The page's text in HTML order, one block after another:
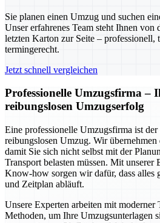
Sie planen einen Umzug und suchen
Unser erfahrenes Team steht Ihnen von
letzten Karton zur Seite – professionell,
termingerecht.
Jetzt schnell vergleichen
Professionelle Umzugsfirma –
reibungslosen Umzugserfolg
Eine professionelle Umzugsfirma ist der
reibungslosen Umzug. Wir übernehmen
damit Sie sich nicht selbst mit der
Transport belasten müssen. Mit unserer
Know-how sorgen wir dafür, dass alles
und Zeitplan abläuft.
Unsere Experten arbeiten mit moderner
Methoden, um Ihre Umzugsunterlagen